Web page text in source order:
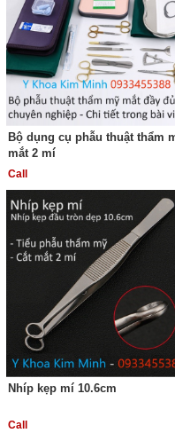
Bộ dụng cụ phẫu thuật thẩm
mắt 2 mí
Call
Nhíp kẹp mí 10.6cm
Call